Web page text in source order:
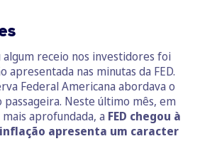
receio nos investidores foi
apresentada nas minutas da FED.
Federal Americana abordava o
passageira. Neste último mês, em
aprofundada, a FED chegou à
apresenta um caracter